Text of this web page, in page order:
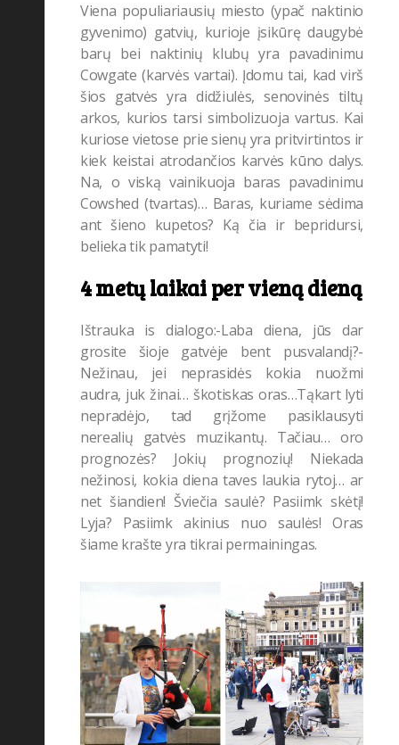
Viena populiariausių miesto (ypač naktinio
gyvenimo) gatvių, kurioje įsikūrę daugybė
barų bei naktinių klubų yra pavadinimu
Cowgate (karvės vartai). Įdomu tai, kad virš
šios gatvės yra didžiulės, senovinės tiltų
arkos, kurios tarsi simbolizuoja vartus. Kai
kuriose vietose prie sienų yra pritvirtintos ir
kiek keistai atrodančios karvės kūno dalys.
Na, o viską vainikuoja baras pavadinimu
Cowshed (tvartas)… Baras, kuriame sėdima
ant šieno kupetos? Ką čia ir bepridursi,
belieka tik pamatyti!
4 metų laikai per vieną dieną
Ištrauka is dialogo:-Laba diena, jūs dar
grosite šioje gatvėje bent pusvalandį?-
Nežinau, jei neprasidės kokia nuožmi
audra, juk žinai… škotiskas oras…Tąkart lyti
nepradėjo, tad grįžome pasiklausyti
nerealių gatvės muzikantų. Tačiau… oro
prognozės? Jokių prognozių! Niekada
nežinosi, kokia diena taves laukia rytoj… ar
net šiandien! Šviečia saulė? Pasiimk skėtį!
Lyja? Pasiimk akinius nuo saulės! Oras
šiame krašte yra tikrai permainingas.